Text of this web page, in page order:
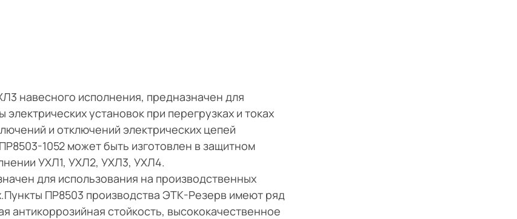
навесного исполнения, предназначен для
установок при перегрузках и токах
и отключений электрических цепей
1052 может быть изготовлен в защитном
УХЛ1, УХЛ2, УХЛ3, УХЛ4.
для использования на производственных
ПР8503 производства ЭТК-Резерв имеют ряд
стойкость, высококачественное